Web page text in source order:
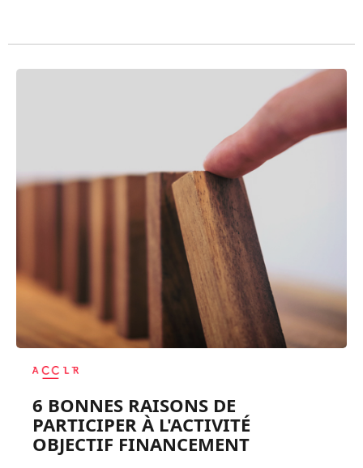
6 BONNES RAISONS DE
PARTICIPER À L'ACTIVITÉ
OBJECTIF FINANCEMENT